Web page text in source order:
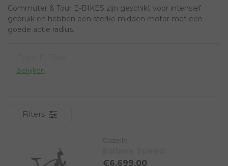
Commuter & Tour E-BIKES zijn geschikt voor intensief
gebruik en hebben een sterke midden motor met een
goede actie radius.
Bekijken
Filters
Gazelle
€6.699,00